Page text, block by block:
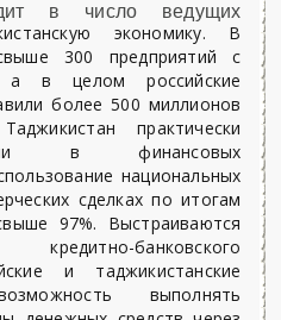
в число ведущих
экономику. В
300 предприятий с
а в целом российские
более 500 миллионов
практически
в финансовых
национальных
сделках по итогам
97%. Выстраиваются
банковского
и таджикистанские
выполнять